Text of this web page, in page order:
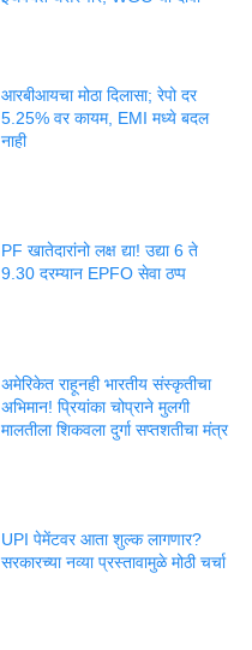
आरबीआयचा मोठा दिलासा; रेपो दर
5.25% वर कायम, EMI मध्ये बदल
नाही
PF खातेदारांनो लक्ष द्या! उद्या 6 ते
9.30 दरम्यान EPFO सेवा ठप्प
अमेरिकेत राहूनही भारतीय संस्कृतीचा
अभिमान! प्रियांका चोप्राने मुलगी
मालतीला शिकवला दुर्गा सप्तशतीचा मंत्र
UPI पेमेंटवर आता शुल्क लागणार?
सरकारच्या नव्या प्रस्तावामुळे मोठी चर्चा